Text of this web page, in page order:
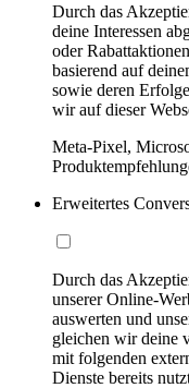
Durch das
deine Interessen
oder
basierend auf
sowie deren
wir auf dieser
Meta-Pixel,
Erweitertes
Durch das
unserer Online-
auswerten und
gleichen wir deine
mit folgenden
Dienste bereits